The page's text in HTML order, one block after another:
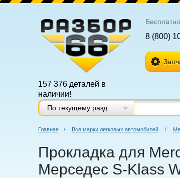
157 376 деталей в
наличии!
8 (800)
Главная / Все марки легковых автомобилей /
Прокладка для
Мерседес S-Klass